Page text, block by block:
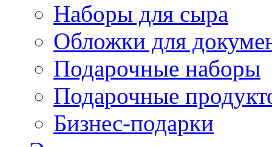
Наборы для сыра
Обложки для
Подарочные наборы
Подарочные
Бизнес-подарки